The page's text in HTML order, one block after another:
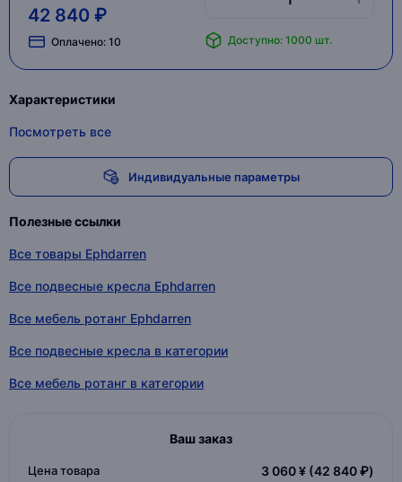
42 840 ₽
Оплачено: 10 Доступно: 1000 шт.
Характеристики
Посмотреть все
Индивидуальные параметры
Полезные ссылки
Все товары Ephdarren
Все подвесные кресла Ephdarren
Все мебель ротанг Ephdarren
Все подвесные кресла в категории
Все мебель ротанг в категории
Ваш заказ
Цена товара 3 060 ¥ (42 840 ₽)